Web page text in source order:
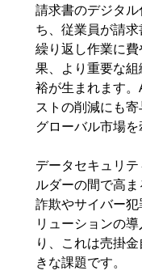
請求書のデジタ
ち、従業員が請
繰り返し作業に
果、より重要な
裕が生まれます
ストの削減にも寄
グローバル市場を
データセキュリ
ルダーの間で高
詐欺やサイバー
リューションの
り、これは売掛
きな課題です。